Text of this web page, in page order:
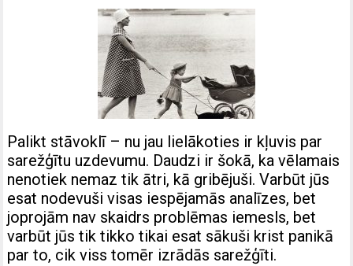
Palikt stāvoklī – nu jau lielākoties ir kļuvis par
sarežģītu uzdevumu. Daudzi ir šokā, ka vēlamais
nenotiek nemaz tik ātri, kā gribējuši. Varbūt jūs
esat nodevuši visas iespējamās analīzes, bet
joprojām nav skaidrs problēmas iemesls, bet
varbūt jūs tik tikko tikai esat sākuši krist panikā
par to, cik viss tomēr izrādās sarežģīti.